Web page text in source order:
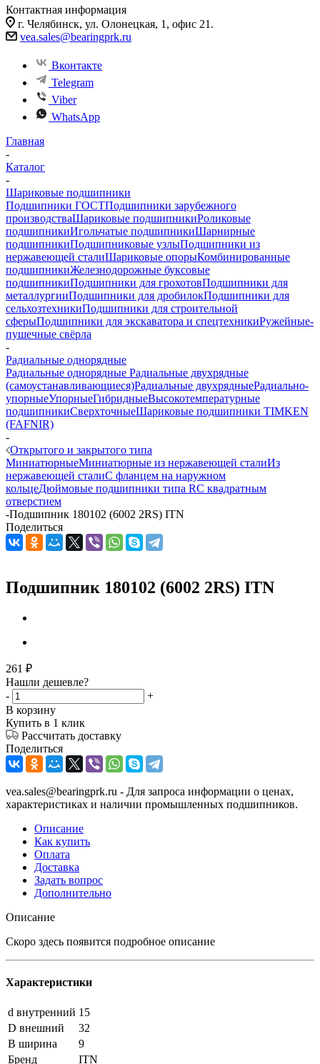
Контактная информация
г. Челябинск, ул. Олонецкая, 1, офис 21.
vea.sales@bearingprk.ru
Вконтакте
Telegram
Viber
WhatsApp
Главная
-
Каталог
-
Шариковые подшипники
Подшипники ГОСТПодшипники зарубежного
производстваШариковые подшипникиРоликовые
подшипникиИгольчатые подшипникиШарнирные
подшипникиПодшипниковые узлыПодшипники из
нержавеющей сталиШариковые опорыКомбинированные
подшипникиЖелезнодорожные буксовые
подшипникиПодшипники для грохотовПодшипники для
металлургииПодшипники для дробилокПодшипники для
сельхозтехникиПодшипники для строительной
сферыПодшипники для экскаватора и спецтехникиРужейные-
пушечные свёрла
-
Радиальные однорядные
Радиальные однорядные Радиальные двухрядные
(самоустанавливающиеся)Радиальные двухрядныеРадиально-
упорныеУпорныеГибридныеВысокотемпературные
подшипникиСверхточныеШариковые подшипники TIMKEN
(FAFNIR)
-
Открытого и закрытого типа
МиниатюрныеМиниатюрные из нержавеющей сталиИз
нержавеющей сталиС фланцем на наружном
кольцеДюймовые подшипники типа RС квадратным
отверстием
-Подшипник 180102 (6002 2RS) ITN
Поделиться
Подшипник 180102 (6002 2RS) ITN
261 ₽
Нашли дешевле?
-
+
В корзину
Купить в 1 клик
Рассчитать доставку
Поделиться
vea.sales@bearingprk.ru - Для запроса информации о ценах,
характеристиках и наличии промышленных подшипников.
Описание
Как купить
Оплата
Доставка
Задать вопрос
Дополнительно
Описание
Скоро здесь появится подробное описание
Характеристики
d внутренний 15
D внешний
32
B ширина
9
Бренд
ITN